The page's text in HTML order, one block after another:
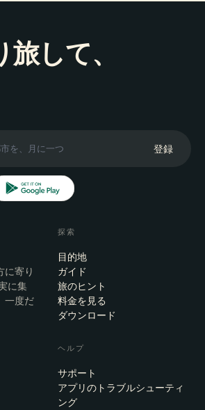
して、
登録
に寄り
に集
一度だ
探索
目的地
ガイド
旅のヒント
料金を見る
ダウンロード
ヘルプ
サポート
アプリのトラブルシューティ
ング